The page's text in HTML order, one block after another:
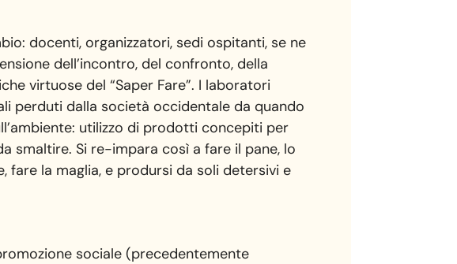
docenti, organizzatori, sedi ospitanti, se ne
dell’incontro, del confronto, della
virtuose del “Saper Fare”. I laboratori
perduti dalla società occidentale da quando
utilizzo di prodotti concepiti per
smaltire. Si re-impara così a fare il pane, lo
fare la maglia, e prodursi da soli detersivi e
sociale (precedentemente